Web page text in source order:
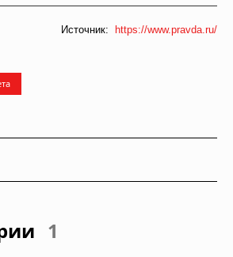
Источник: https://www.pravda.ru/
1